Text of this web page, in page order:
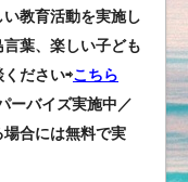
教育活動を実施し
葉、楽しい子ども
ださい⇨こちら
ーバイズ実施中／
合には無料で実